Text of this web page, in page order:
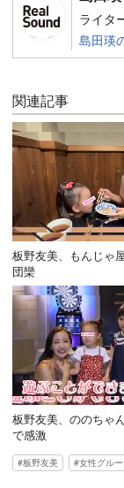
ライタ
島田瑛
関連記事
板野友美、もんじゃ
団欒
板野友美、ののちゃ
で感激
板野友美 女性グル